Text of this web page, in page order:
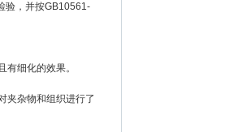
验，并按GB10561-
细化的效果。
夹杂物和组织进行了